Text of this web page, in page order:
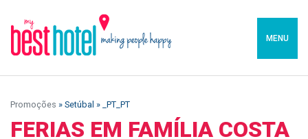
MENU
Promoções » Setúbal » _PT_PT
FERIAS EM FAMÍLIA COSTA